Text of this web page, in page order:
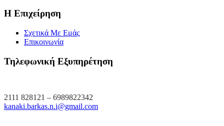
Η Επιχείρηση
Σχετικά Με Εμάς
Επικοινωνία
Τηλεφωνική Εξυπηρέτηση
2111 828121 – 6989822342
kanaki.barkas.n.i@gmail.com